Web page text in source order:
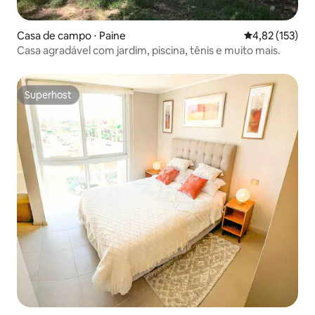
Casa de campo ⋅ Paine 4,82 de uma
4,82 (153)
Casa agradável com jardim, piscina, tênis e muito mais.
Superhost
Superhost